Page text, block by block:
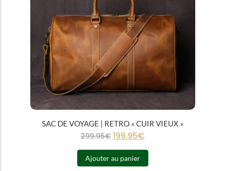
SAC DE VOYAGE | RETRO « CUIR VIEUX »
299.95€ 199.95€
Ajouter au panier